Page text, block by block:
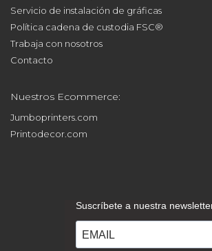
Servicio de instalación de gráficas
Política cadena de custodia FSC®
Trabaja con nosotros
Contacto
Nuestros Ecommerce:
Jumboprinters.com
Printodecor.com